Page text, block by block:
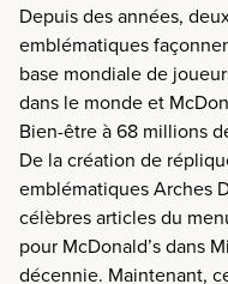
Depuis des années,
emblématiques
base mondiale de
dans le monde et
Bien-être à 68 millions
De la création de
emblématiques Arches
célèbres articles du
pour McDonald’s dans
décennie. Maintenant,